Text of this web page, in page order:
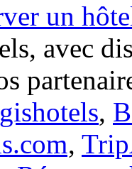
un
avec
,
,